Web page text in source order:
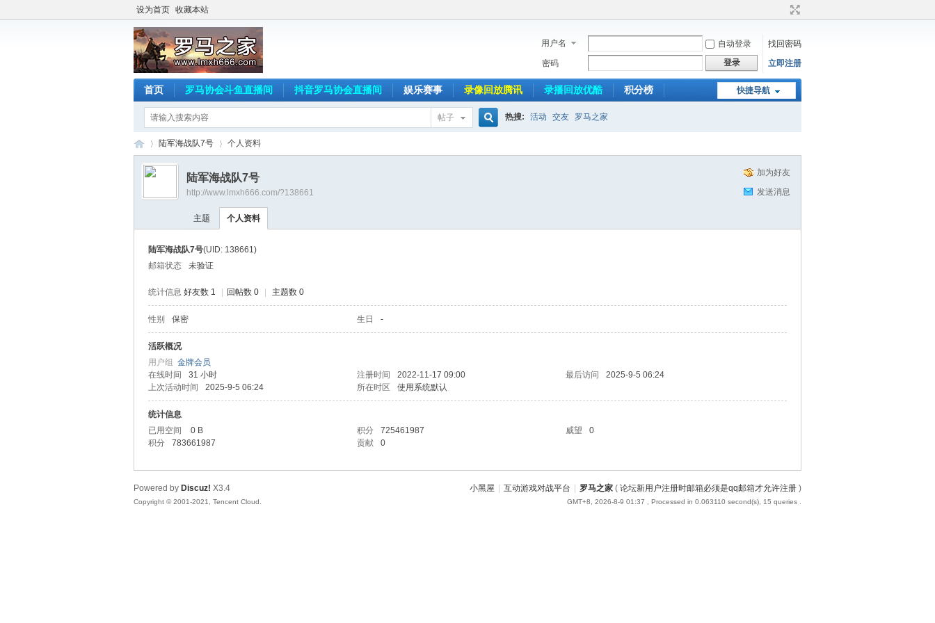
设为首页 收藏本站
用户名 自动登录
找回密码
密码
登录 立即注册
快捷导航
首页 罗马协会斗鱼直播间 抖音罗马协会直播间 娱乐赛事 录像回放腾讯 录播回放优酷 积分榜
帖子 热搜: 活动 交友 罗马之家
›
陆军海战队7号 个人资料
加为好友
发送消息
陆军海战队7号
http://www.lmxh666.com/?138661
主题 个人资料
陆军海战队7号(UID: 138661)
邮箱状态
未验证
统计信息 好友数 1 回帖数 0 主题数 0
性别 保密 生日 -
活跃概况
用户组 金牌会员
在线时间
31 小时 注册时间 2022-11-17 09:00 最后访问
2025-9-5 06:24
上次活动时间
2025-9-5 06:24 所在时区 使用系统默认
统计信息
已用空间
0 B 积分 725461987 威望
0
积分
783661987 贡献 0
小黑屋 互动游戏对战平台 罗马之家 ( 论坛新用户注册时邮箱必须是qq邮箱才允许注册 )
GMT+8, 2026-8-9 01:37 , Processed in 0.063110 second(s), 15 queries .
Powered by Discuz! X3.4
Copyright © 2001-2021, Tencent Cloud.